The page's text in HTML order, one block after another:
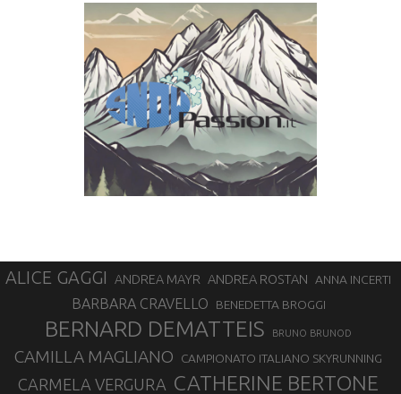
ALICE GAGGI ANDREA MAYR ANDREA ROSTAN ANNA INCERTI
BARBARA CRAVELLO BENEDETTA BROGGI
BERNARD DEMATTEIS BRUNO BRUNOD
CAMILLA MAGLIANO CAMPIONATO ITALIANO SKYRUNNING
CARMELA VERGURA CATHERINE BERTONE